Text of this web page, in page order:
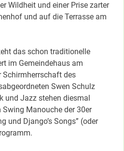
Wildheit und einer Prise zarter
und auf die Terrasse am
das schon traditionelle
im Gemeindehaus am
Schirmherrschaft des
Swen Schulz
und Jazz stehen diesmal
Manouche der 30er
und Django’s Songs” (oder